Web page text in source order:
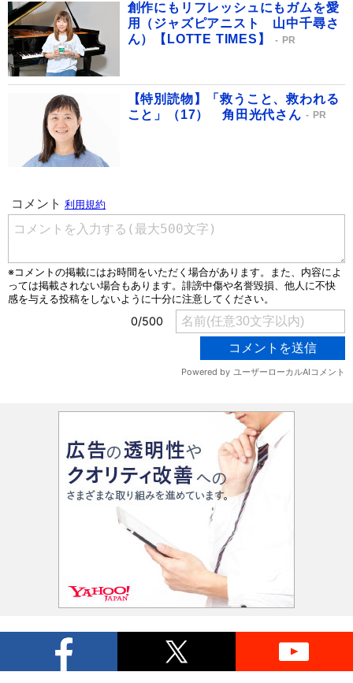
創作にもリフレッシュにもガムを愛
用（ジャズピアニスト 山中千尋さ
ん）【LOTTE TIMES】
PR
【特別読物】「救うこと、救われる
こと」（17） 角田光代さん
PR